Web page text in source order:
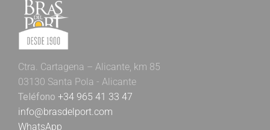
Ctra. Cartagena – Alicante, km 85
03130 Santa Pola - Alicante
Teléfono +34 965 41 33 47
info@brasdelport.com
WhatsApp